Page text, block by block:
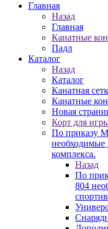
Главная
Назад
Главная
Канатные
Падл
Каталог
Назад
Каталог
Канатная
Канатные
Новая
Корт для
По приказу
необходимые
комплекса.
Назад
По
804